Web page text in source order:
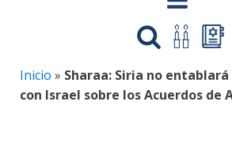
Inicio » Sharaa: Siria no
con Israel sobre los Acuerdos de